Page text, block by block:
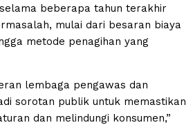
beberapa tahun terakhir
mulai dari besaran biaya
metode penagihan yang
lembaga pengawas dan
sorotan publik untuk memastikan
dan melindungi konsumen,”